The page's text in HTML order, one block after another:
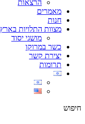
הרצאות
מאמרים
חנות
מצוות התלויות בארץ
מושגי יסוד
כשר במרוקו
יצירת קשר
תרומות
חיפוש